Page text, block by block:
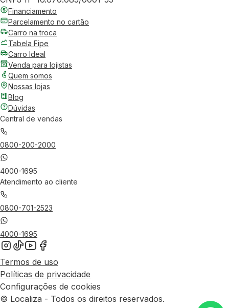
Financiamento
Parcelamento no cartão
Carro na troca
Tabela Fipe
Carro Ideal
Venda para lojistas
Quem somos
Nossas lojas
Blog
Dúvidas
Central de vendas
0800-200-2000
4000-1695
Atendimento ao cliente
0800-701-2523
4000-1695
Termos de uso
Políticas de privacidade
Configurações de cookies
© Localiza - Todos os direitos reservados.